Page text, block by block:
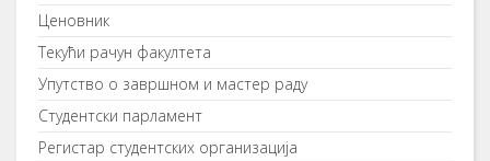
Ценовник
Текући рачун факултета
Упутство о завршном и мастер раду
Студентски парламент
Регистар студентских организација